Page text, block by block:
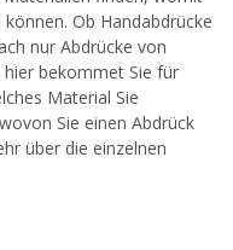
Ob Handabdrücke
nur Abdrücke von
bekommet Sie für
Material Sie
Sie einen Abdrück
über die einzelnen